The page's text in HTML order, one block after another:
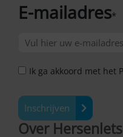
E-mailadres*
Ik ga akkoord met het
Inschrijven
Over